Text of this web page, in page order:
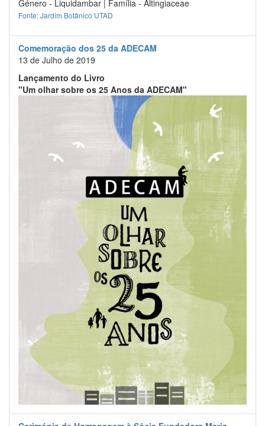
Género - Liquidambar | Família - Altingiaceae
Fonte: Jardim Botânico UTAD
Comemoração dos 25 da ADECAM
13 de Julho de 2019
Lançamento do Livro
"Um olhar sobre os 25 Anos da ADECAM"